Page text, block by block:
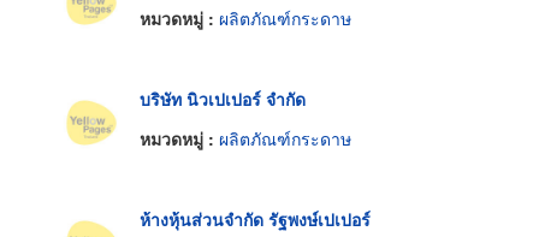
หมวดหมู่ : ผลิตภัณฑ์กระดาษ
บริษัท นิวเปเปอร์ จำกัด
หมวดหมู่ : ผลิตภัณฑ์กระดาษ
ห้างหุ้นส่วนจำกัด รัฐพงษ์เปเปอร์